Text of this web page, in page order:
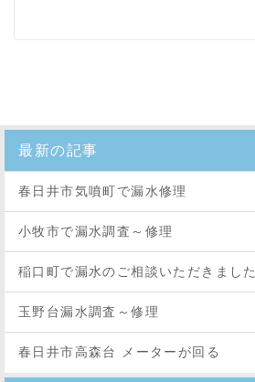
最新の記事
春日井市気噴町で漏水修理
小牧市で漏水調査～修理
稲口町で漏水のご相談いただきました
玉野台漏水調査～修理
春日井市高森台 メーターが回る